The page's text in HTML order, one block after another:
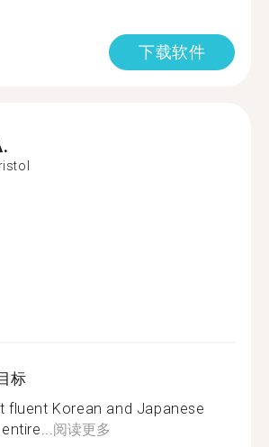
下载软件
标
fluent Korean and Japanese
阅读更多